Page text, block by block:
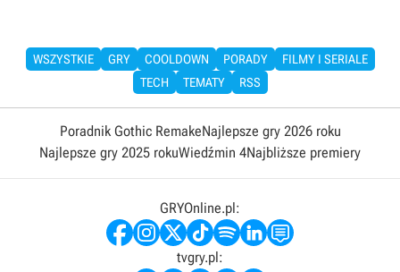
WSZYSTKIE GRY COOLDOWN PORADY
FILMY I SERIALE
TECH
TEMATY RSS
Poradnik Gothic RemakeNajlepsze gry 2026 roku
Najlepsze gry 2025 rokuWiedźmin 4Najbliższe premiery
GRYOnline.pl:
tvgry.pl: